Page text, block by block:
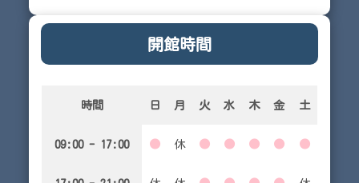
開館時間
時間 日 月 火 水 木 金 土
09:00 - 17:00 ● 休 ● ● ● ● ●